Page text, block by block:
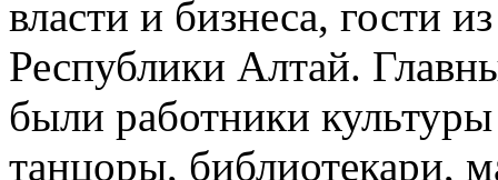
власти и бизнеса, гости
Республики Алтай.
были работники
танцоры, библиотекари,